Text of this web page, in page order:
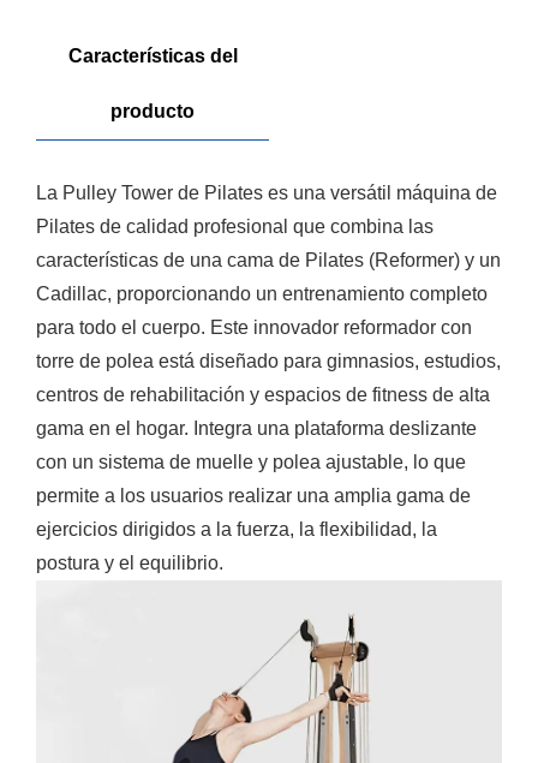
Características del
producto
La Pulley Tower de Pilates es una versátil máquina de
Pilates de calidad profesional que combina las
características de una cama de Pilates (Reformer) y un
Cadillac, proporcionando un entrenamiento completo
para todo el cuerpo. Este innovador reformador con
torre de polea está diseñado para gimnasios, estudios,
centros de rehabilitación y espacios de fitness de alta
gama en el hogar. Integra una plataforma deslizante
con un sistema de muelle y polea ajustable, lo que
permite a los usuarios realizar una amplia gama de
ejercicios dirigidos a la fuerza, la flexibilidad, la
postura y el equilibrio.